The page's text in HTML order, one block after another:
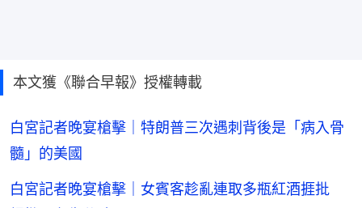
本文獲《聯合早報》授權轉載
白宮記者晚宴槍擊｜特朗普三次遇刺背後是「病入骨
髓」的美國
白宮記者晚宴槍擊｜女賓客趁亂連取多瓶紅酒捱批